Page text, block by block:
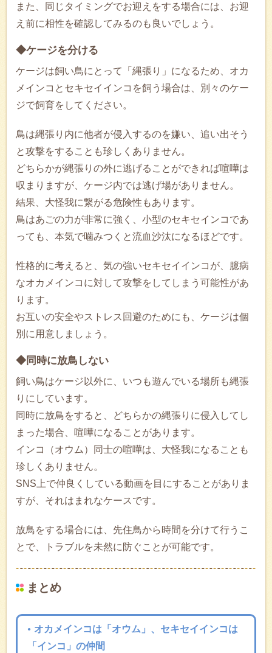
また、同じタイミングでお迎えをする場合には、お迎
え前に相性を確認してみるのも良いでしょう。
◆ケージを分ける
ケージは飼い鳥にとって「縄張り」になるため、オカ
メインコとセキセイインコを飼う場合は、別々のケー
ジで飼育をしてください。
鳥は縄張り内に他者が侵入するのを嫌い、追い出そう
と攻撃をすることも珍しくありません。
どちらかが縄張りの外に逃げることができれば喧嘩は
収まりますが、ケージ内では逃げ場がありません。
結果、大怪我に繋がる危険性もあります。
鳥はあごの力が非常に強く、小型のセキセインコであ
っても、本気で噛みつくと流血沙汰になるほどです。
性格的に考えると、気の強いセキセイインコが、臆病
なオカメインコに対して攻撃をしてしまう可能性があ
ります。
お互いの安全やストレス回避のためにも、ケージは個
別に用意しましょう。
◆同時に放鳥しない
飼い鳥はケージ以外に、いつも遊んでいる場所も縄張
りにしています。
同時に放鳥をすると、どちらかの縄張りに侵入してし
まった場合、喧嘩になることがあります。
インコ（オウム）同士の喧嘩は、大怪我になることも
珍しくありません。
SNS上で仲良くしている動画を目にすることがありま
すが、それはまれなケースです。
放鳥をする場合には、先住鳥から時間を分けて行うこ
とで、トラブルを未然に防ぐことが可能です。
まとめ
オカメインコは「オウム」、セキセイインコは
「インコ」の仲間